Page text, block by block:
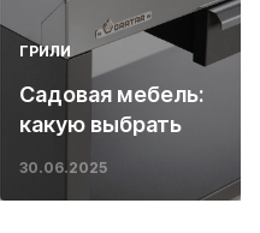
ГРИЛИ
Садовая мебель:
какую выбрать
30.06.2025